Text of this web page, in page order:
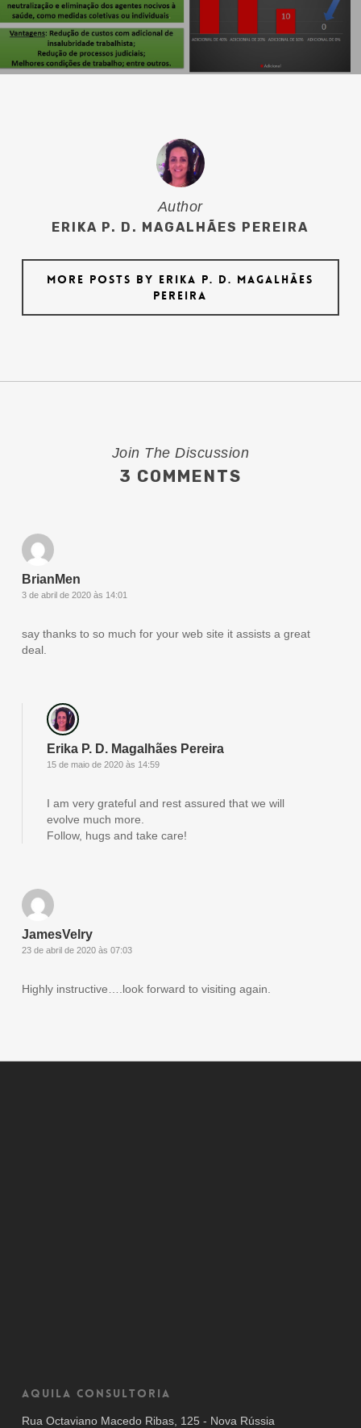
Author
ERIKA P. D. MAGALHÃES PEREIRA
More posts by Erika P. D. Magalhães
Pereira
Join The Discussion
3 COMMENTS
BrianMen
3 de abril de 2020 às 14:01
say thanks to so much for your web site it assists a great
deal.
Erika P. D. Magalhães Pereira
15 de maio de 2020 às 14:59
I am very grateful and rest assured that we will
evolve much more.
Follow, hugs and take care!
JamesVelry
23 de abril de 2020 às 07:03
Highly instructive….look forward to visiting again.
Aquila Consultoria
Rua Octaviano Macedo Ribas, 125 - Nova Rússia